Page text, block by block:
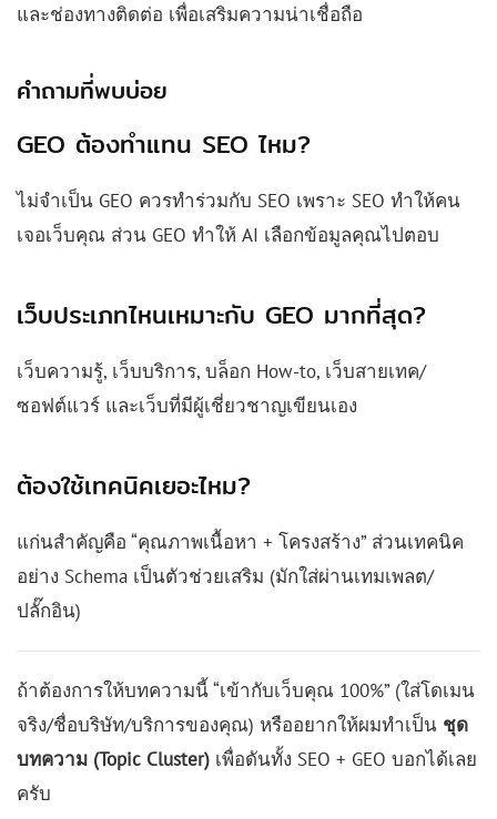
และช่องทางติดต่อ เพื่อเสริมความน่าเชื่อถือ
คำถามที่พบบ่อย
GEO ต้องทำแทน SEO ไหม?
ไม่จำเป็น GEO ควรทำร่วมกับ SEO เพราะ SEO ทำให้คน
เจอเว็บคุณ ส่วน GEO ทำให้ AI เลือกข้อมูลคุณไปตอบ
เว็บประเภทไหนเหมาะกับ GEO มากที่สุด?
เว็บความรู้, เว็บบริการ, บล็อก How-to, เว็บสายเทค/
ซอฟต์แวร์ และเว็บที่มีผู้เชี่ยวชาญเขียนเอง
ต้องใช้เทคนิคเยอะไหม?
แก่นสำคัญคือ “คุณภาพเนื้อหา + โครงสร้าง” ส่วนเทคนิค
อย่าง Schema เป็นตัวช่วยเสริม (มักใส่ผ่านเทมเพลต/
ปลั๊กอิน)
ถ้าต้องการให้บทความนี้ “เข้ากับเว็บคุณ 100%” (ใส่โดเมน
จริง/ชื่อบริษัท/บริการของคุณ) หรืออยากให้ผมทำเป็น ชุด
บทความ (Topic Cluster) เพื่อดันทั้ง SEO + GEO บอกได้เลย
ครับ